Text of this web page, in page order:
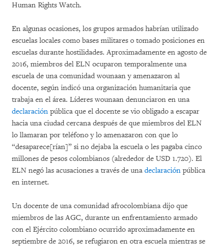
Human Rights Watch.
En algunas ocasiones, los grupos armados habrían utilizado
escuelas locales como bases militares o tomado posiciones en
escuelas durante hostilidades. Aproximadamente en agosto de
2016, miembros del ELN ocuparon temporalmente una
escuela de una comunidad wounaan y amenazaron al
docente, según indicó una organización humanitaria que
trabaja en el área. Líderes wounaan denunciaron en una
declaración pública que el docente se vio obligado a escapar
hacia una ciudad cercana después de que miembros del ELN
lo llamaran por teléfono y lo amenazaron con que lo
“desaparece[rían]” si no dejaba la escuela o les pagaba cinco
millones de pesos colombianos (alrededor de USD 1.720). El
ELN negó las acusaciones a través de una declaración pública
en internet.
Un docente de una comunidad afrocolombiana dijo que
miembros de las AGC, durante un enfrentamiento armado
con el Ejército colombiano ocurrido aproximadamente en
septiembre de 2016, se refugiaron en otra escuela mientras se